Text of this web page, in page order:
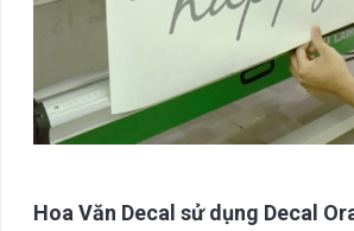
Hoa Văn Decal sử dụng Decal